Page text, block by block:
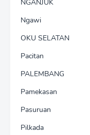
NGANJUK
Ngawi
OKU SELATAN
Pacitan
PALEMBANG
Pamekasan
Pasuruan
Pilkada